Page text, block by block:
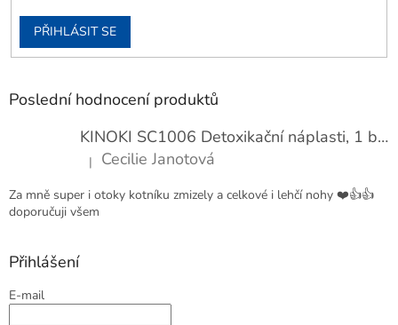
PŘIHLÁSIT SE
Poslední hodnocení produktů
KINOKI SC1006 Detoxikační náplasti, 1 balení - 10 ks
Hodnocení produktu je 4 z 5 hvězdiček.
| Cecilie Janotová
Za mně super i otoky kotníku zmizely a celkové i lehčí nohy ❤️👍👍
doporučuji všem
Přihlášení
E-mail